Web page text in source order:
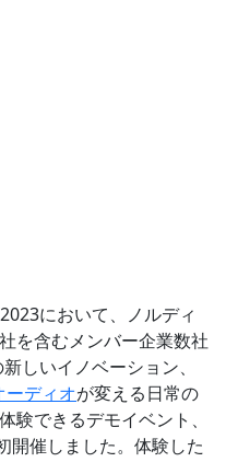
において、ノルディ
を含むメンバー企業数社
しいイノベーション、
ディオが変える日常の
験できるデモイベント、
開催しました。体験した